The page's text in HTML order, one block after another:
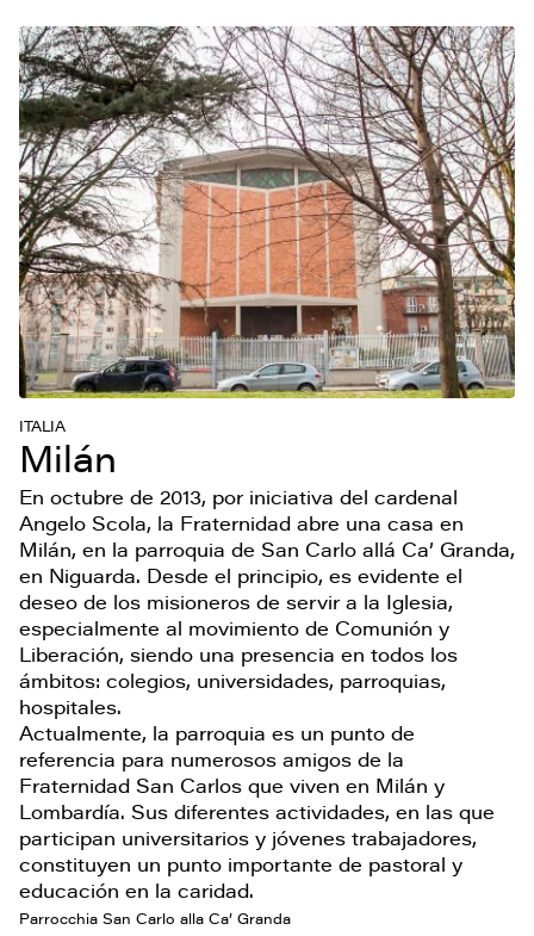
ITALIA
Milán
En octubre de 2013, por iniciativa del cardenal
Angelo Scola, la Fraternidad abre una casa en
Milán, en la parroquia de San Carlo allá Ca’ Granda,
en Niguarda. Desde el principio, es evidente el
deseo de los misioneros de servir a la Iglesia,
especialmente al movimiento de Comunión y
Liberación, siendo una presencia en todos los
ámbitos: colegios, universidades, parroquias,
hospitales.
Actualmente, la parroquia es un punto de
referencia para numerosos amigos de la
Fraternidad San Carlos que viven en Milán y
Lombardía. Sus diferentes actividades, en las que
participan universitarios y jóvenes trabajadores,
constituyen un punto importante de pastoral y
educación en la caridad.
Parrocchia San Carlo alla Ca’ Granda